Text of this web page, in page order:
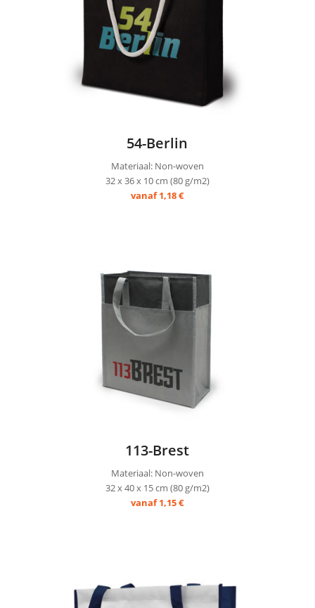
54-Berlin
Materiaal: Non-woven
32 x 36 x 10 cm (80 g/m2)
vanaf 1,18 €
113-Brest
Materiaal: Non-woven
32 x 40 x 15 cm (80 g/m2)
vanaf 1,15 €